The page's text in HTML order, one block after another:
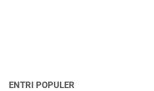
ENTRI POPULER